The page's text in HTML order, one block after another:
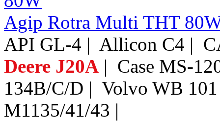
Agip Rotra Multi THT
API GL-4 | Allicon C4 |
Deere J20A | Case MS-
134B/C/D | Volvo WB
M1135/41/43 |